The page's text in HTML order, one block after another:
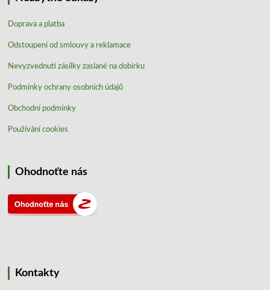
Doprava a platba
Odstoupení od smlouvy a reklamace
Nevyzvednutí zásilky zaslané na dobírku
Podmínky ochrany osobních údajů
Obchodní podmínky
Používání cookies
Ohodnoťte nás
Kontakty